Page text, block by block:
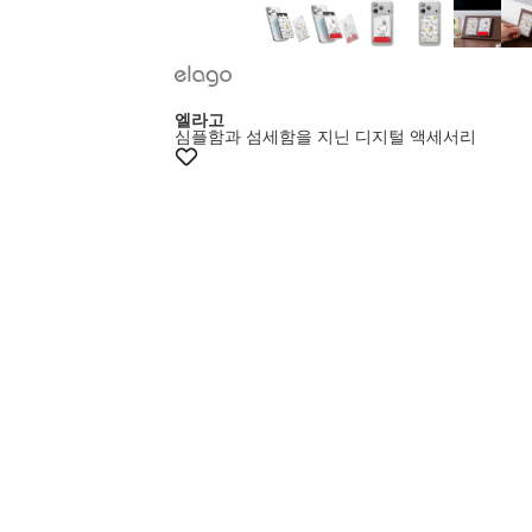
엘라고
심플함과 섬세함을 지닌 디지털 액세서리